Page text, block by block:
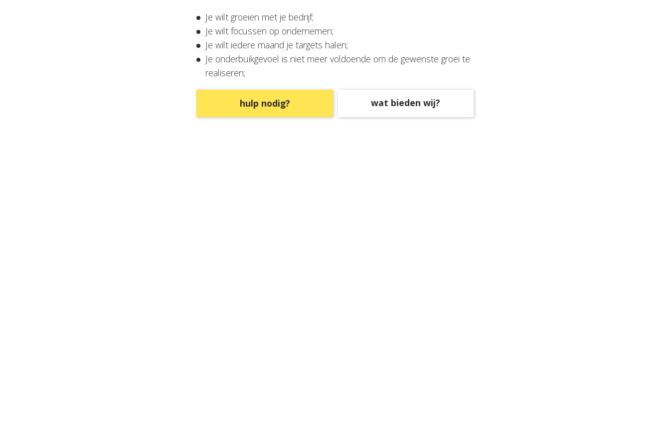
Je wilt groeien met je bedrijf;
Je wilt focussen op ondernemen;
Je wilt iedere maand je targets halen;
Je onderbuikgevoel is niet meer voldoende om de gewenste groei te
realiseren;
hulp nodig? wat bieden wij?